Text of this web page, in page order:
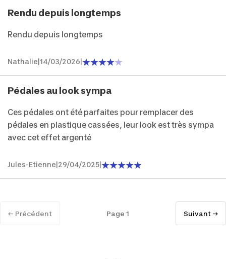
Rendu depuis longtemps
Rendu depuis longtemps
Nathalie 14/03/2026
Pédales au look sympa
Ces pédales ont été parfaites pour remplacer des
pédales en plastique cassées, leur look est très sympa
avec cet effet argenté
Jules-Etienne 29/04/2025
← Précédent Page 1 Suivant →